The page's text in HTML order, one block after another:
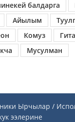
балдарга
Айылым
Комуз
Мусулман
Ырчылар /
ээлерине